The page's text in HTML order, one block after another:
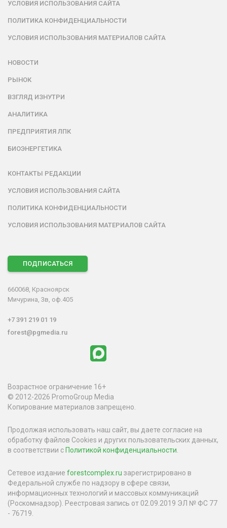
УСЛОВИЯ ИСПОЛЬЗОВАНИЯ САЙТА
ПОЛИТИКА КОНФИДЕНЦИАЛЬНОСТИ
УСЛОВИЯ ИСПОЛЬЗОВАНИЯ МАТЕРИАЛОВ САЙТА
НОВОСТИ
РЫНОК
ВЗГЛЯД ИЗНУТРИ
АНАЛИТИКА
ПРЕДПРИЯТИЯ ЛПК
БИОЭНЕРГЕТИКА
КОНТАКТЫ РЕДАКЦИИ
УСЛОВИЯ ИСПОЛЬЗОВАНИЯ САЙТА
ПОЛИТИКА КОНФИДЕНЦИАЛЬНОСТИ
УСЛОВИЯ ИСПОЛЬЗОВАНИЯ МАТЕРИАЛОВ САЙТА
ПОДПИСАТЬСЯ
660068, Красноярск
Мичурина, 3в, оф.405
+7 391 219 01 19
forest@pgmedia.ru
Возрастное ограничение 16+
© 2012-2026 PromoGroup Media
Копирование материалов запрещено.
Продолжая использовать наш сайт, вы даете согласие на
обработку файлов Cookies и других пользовательских данных,
в соответствии с Политикой конфиденциальности.
Сетевое издание forestcomplex.ru зарегистрировано в
Федеральной службе по надзору в сфере связи,
информационных технологий и массовых коммуникаций
(Роскомнадзор). Реестровая запись от 02.09.2019 ЭЛ № ФС 77
- 76719.